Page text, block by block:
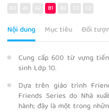
A0 A1 A2 B1 B2 C1 C2
Nội dung Mục tiêu Đối
Cung cấp 600 từ vựng
sinh Lớp 10.
Dựa trên giáo trình
Friends Series do Nhà
hành; đây là một trong